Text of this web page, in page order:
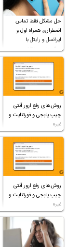
حل مشکل فقط تماس
اضطراری همراه اول و
ایرانسل و رایتل با
روش‌های مختلف
روش‌های رفع ارور آنتی
چیپ پابجی و فورتنایت و
غیره
روش‌های رفع ارور آنتی
چیپ پابجی و فورتنایت و
غیره